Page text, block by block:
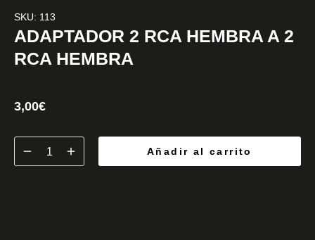
SKU: 113
ADAPTADOR 2 RCA HEMBRA A 2
RCA HEMBRA
3,00€
Añadir al carrito